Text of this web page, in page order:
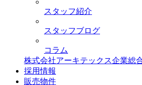
スタッフ紹介
スタッフブログ
コラム
株式会社アーキテックス企業総
採用情報
販売物件